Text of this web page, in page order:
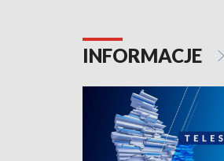
INFORMACJE